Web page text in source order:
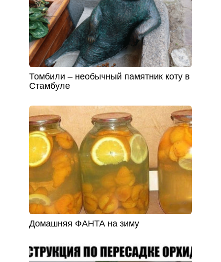
Томбили – необычный памятник коту в
Стамбуле
Домашняя ФАНТА на зиму